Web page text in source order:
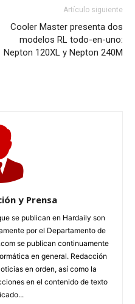
Artículo siguiente
Cooler Master presenta dos
modelos RL todo-en-uno:
Nepton 120XL y Nepton 240M
y Prensa
se publican en Hardaily son
por el Departamento de
se publican continuamente
en general. Redacción
en orden, así como la
en el contenido de texto